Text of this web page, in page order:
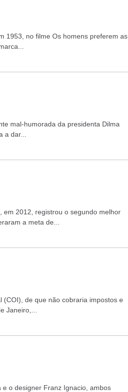
1953, no filme Os homens preferem as
mal-humorada da presidenta Dilma
dar...
2012, registrou o segundo melhor
a meta de...
de que não cobraria impostos e
Janeiro,...
o designer Franz Ignacio, ambos